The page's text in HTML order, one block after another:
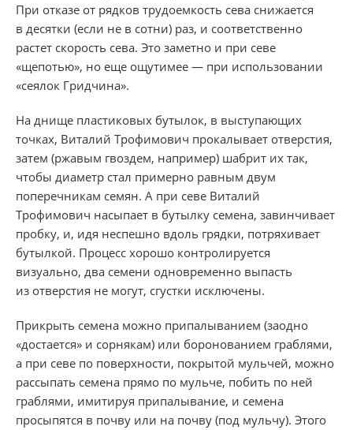
При отказе от рядков трудоемкость сева снижается
в десятки (если не в сотни) раз, и соответственно
растет скорость сева. Это заметно и при севе
«щепотью», но еще ощутимее — при использовании
«сеялок Гридчина».
На днище пластиковых бутылок, в выступающих
точках, Виталий Трофимович прокалывает отверстия,
затем (ржавым гвоздем, например) шабрит их так,
чтобы диаметр стал примерно равным двум
поперечникам семян. А при севе Виталий
Трофимович насыпает в бутылку семена, завинчивает
пробку, и, идя неспешно вдоль грядки, потряхивает
бутылкой. Процесс хорошо контролируется
визуально, два семени одновременно выпасть
из отверстия не могут, сгустки исключены.
Прикрыть семена можно припалыванием (заодно
«достается» и сорнякам) или боронованием граблями,
а при севе по поверхности, покрытой мульчей, можно
рассыпать семена прямо по мульче, побить по ней
граблями, имитируя припалывание, и семена
просыпятся в почву или на почву (под мульчу). Этого